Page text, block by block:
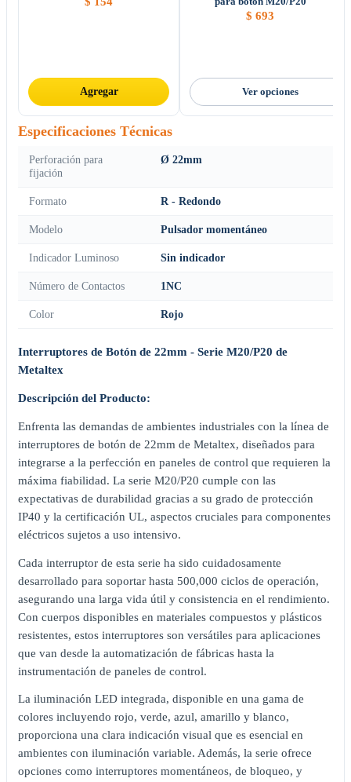
Agregar
$ 693
Ver opciones
Especificaciones Técnicas
Perforación para
fijación
Ø 22mm
Formato R - Redondo
Modelo Pulsador momentáneo
Indicador Luminoso Sin indicador
Número de Contactos 1NC
Color Rojo
Interruptores de Botón de 22mm - Serie M20/P20 de
Metaltex
Descripción del Producto:
Enfrenta las demandas de ambientes industriales con la línea de
interruptores de botón de 22mm de Metaltex, diseñados para
integrarse a la perfección en paneles de control que requieren la
máxima fiabilidad. La serie M20/P20 cumple con las
expectativas de durabilidad gracias a su grado de protección
IP40 y la certificación UL, aspectos cruciales para componentes
eléctricos sujetos a uso intensivo.
Cada interruptor de esta serie ha sido cuidadosamente
desarrollado para soportar hasta 500,000 ciclos de operación,
asegurando una larga vida útil y consistencia en el rendimiento.
Con cuerpos disponibles en materiales compuestos y plásticos
resistentes, estos interruptores son versátiles para aplicaciones
que van desde la automatización de fábricas hasta la
instrumentación de paneles de control.
La iluminación LED integrada, disponible en una gama de
colores incluyendo rojo, verde, azul, amarillo y blanco,
proporciona una clara indicación visual que es esencial en
ambientes con iluminación variable. Además, la serie ofrece
opciones como interruptores momentáneos, de bloqueo, y